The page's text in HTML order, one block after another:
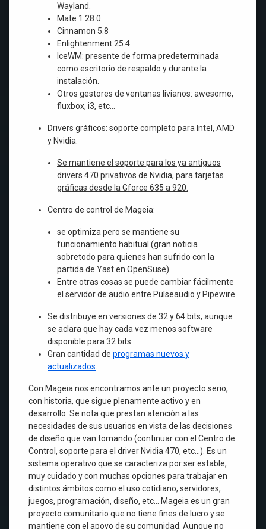
Wayland.
Mate 1.28.0
Cinnamon 5.8
Enlightenment 25.4
IceWM: presente de forma predeterminada
como escritorio de respaldo y durante la
instalación.
Otros gestores de ventanas livianos: awesome,
fluxbox, i3, etc…
Drivers gráficos: soporte completo para Intel, AMD
y Nvidia.
Se mantiene el soporte para los ya antiguos
drivers 470 privativos de Nvidia, para tarjetas
gráficas desde la Gforce 635 a 920.
Centro de control de Mageia:
se optimiza pero se mantiene su
funcionamiento habitual (gran noticia
sobretodo para quienes han sufrido con la
partida de Yast en OpenSuse).
Entre otras cosas se puede cambiar fácilmente
el servidor de audio entre Pulseaudio y Pipewire.
Se distribuye en versiones de 32 y 64 bits, aunque
se aclara que hay cada vez menos software
disponible para 32 bits.
Gran cantidad de programas nuevos y
actualizados.
Con Mageia nos encontramos ante un proyecto serio,
con historia, que sigue plenamente activo y en
desarrollo. Se nota que prestan atención a las
necesidades de sus usuarios en vista de las decisiones
de diseño que van tomando (continuar con el Centro de
Control, soporte para el driver Nvidia 470, etc…). Es un
sistema operativo que se caracteriza por ser estable,
muy cuidado y con muchas opciones para trabajar en
distintos ámbitos como el uso cotidiano, servidores,
juegos, programación, diseño, etc… Mageia es un gran
proyecto comunitario que no tiene fines de lucro y se
mantiene con el apoyo de su comunidad. Aunque no